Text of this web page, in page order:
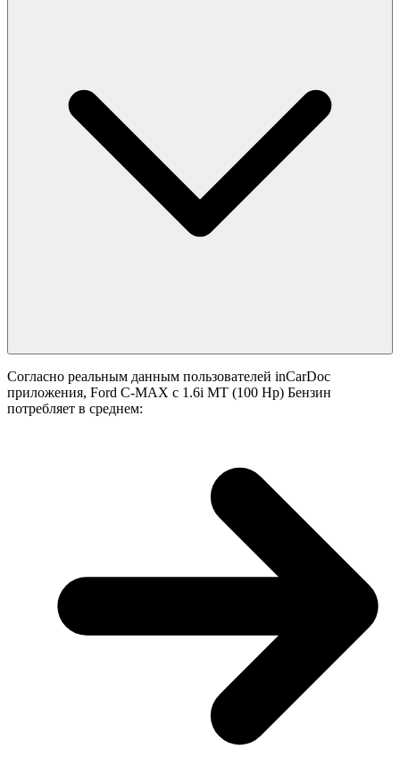
Согласно реальным данным пользователей inCarDoc
приложения, Ford C-MAX с 1.6i MT (100 Hp) Бензин
потребляет в среднем: